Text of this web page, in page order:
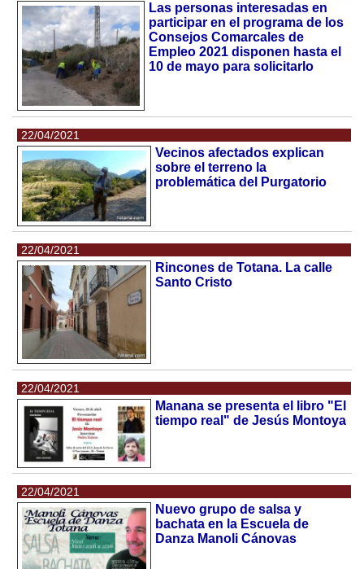
Las personas interesadas en
participar en el programa de los
Consejos Comarcales de
Empleo 2021 disponen hasta el
10 de mayo para solicitarlo
22/04/2021
Vecinos afectados explican
sobre el terreno la
problemática del Purgatorio
22/04/2021
Rincones de Totana. La calle
Santo Cristo
22/04/2021
Manana se presenta el libro "El
tiempo real" de Jesús Montoya
22/04/2021
Nuevo grupo de salsa y
bachata en la Escuela de
Danza Manoli Cánovas